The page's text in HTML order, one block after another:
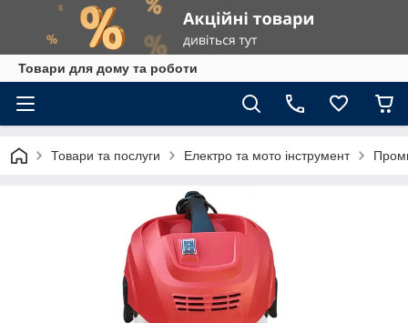
Товари для дому та роботи
Товари та послуги Електро та мото інструмент